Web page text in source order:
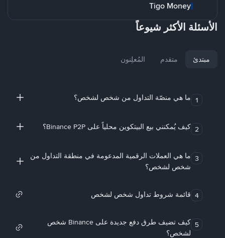
Tigo Money
الأسئلة الأكثر شيوعاً
مبتدئ متقدم المُعلِنون
1 ما هي منصّة التداول من شخص لشخص؟
2 كيف يُمكنني بيع البيتكوين محلياً على Binance P2P؟
3 ما هي العملات الرقمية المدعومة في منطقة التداول من
شخص لشخص؟
4 قائمة شروط تداول شخص لشخص
5
كيف تضيف طرق دفع جديدة على Binance شخص
لشخص؟